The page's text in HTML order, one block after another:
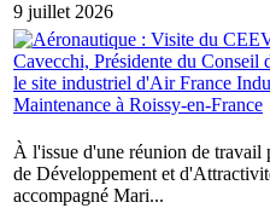
9 juillet 2026
À l'issue d'une réunion de
de Développement et
accompagné Mari...